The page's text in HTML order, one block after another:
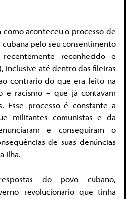
como aconteceu o processo de
pelo seu consentimento
reconhecido e
inclusive até dentro das fileiras
contrário do que era feito na
e racismo – que já contavam
Esse processo é constante a
militantes comunistas e da
e conseguiram o
de suas denúncias
ilha.
do povo cubano,
revolucionário que tinha